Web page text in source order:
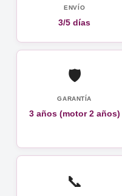
ENVÍO
3/5 días
🛡️
GARANTÍA
3 años (motor 2 años)
📞